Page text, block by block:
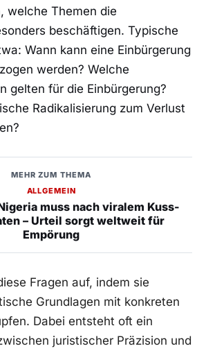
welche Themen die
beschäftigen. Typische
Wann kann eine Einbürgerung
werden? Welche
gelten für die Einbürgerung?
Radikalisierung zum Verlust
MEHR ZUM THEMA
ALLGEMEIN
muss nach viralem Kuss-
– Urteil sorgt weltweit für
Empörung
Fragen auf, indem sie
Grundlagen mit konkreten
Dabei entsteht oft ein
juristischer Präzision und